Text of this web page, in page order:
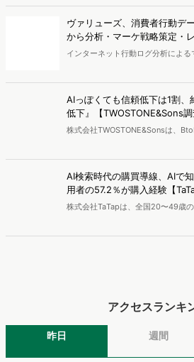
タ集計や広告効果の分析ができる
（Resourceful Analysis System of
を拡充し、放送局への提供を開始
ヴァリューズ、消費者行動デ
から分析・マーケ戦略策定・
「Dockpit AIエージェント」
インターネット行動ログ分析によ
ィングサービスを提供する株式会
250万人のWeb行動ログデータを基
エンジン「Dockpit（ドックピット
析から仮説構築、レポート作成ま
「Dockpit AIエージェント」の提供
AIっぽくても信頼低下は1割
低下』【TWOSTONE&Sons調
株式会社TWOSTONE&Sonsは、
わる担当者を対象に、コンテンツ
し、結果を公開しました。
AI検索時代の購買導線、AIで
用者の57.2％が購入経験【
株式会社TaTapは、全国20〜49歳
と、AIで知った商品をどこで確か
ました。
アクセスランキ
昨日 週間